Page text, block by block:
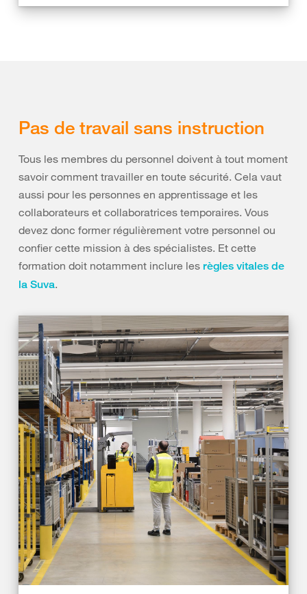
Pas de travail sans instruction
Tous les membres du personnel doivent à tout moment
savoir comment travailler en toute sécurité. Cela vaut
aussi pour les personnes en apprentissage et les
collaborateurs et collaboratrices temporaires. Vous
devez donc former régulièrement votre personnel ou
confier cette mission à des spécialistes. Et cette
formation doit notamment inclure les règles vitales de
la Suva.